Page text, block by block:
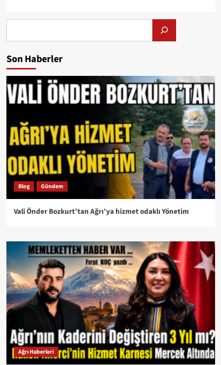
Son Haberler
Blog Gündem
Vali Önder Bozkurt’tan Ağrı’ya hizmet odaklı Yönetim
Ağrı Haberleri